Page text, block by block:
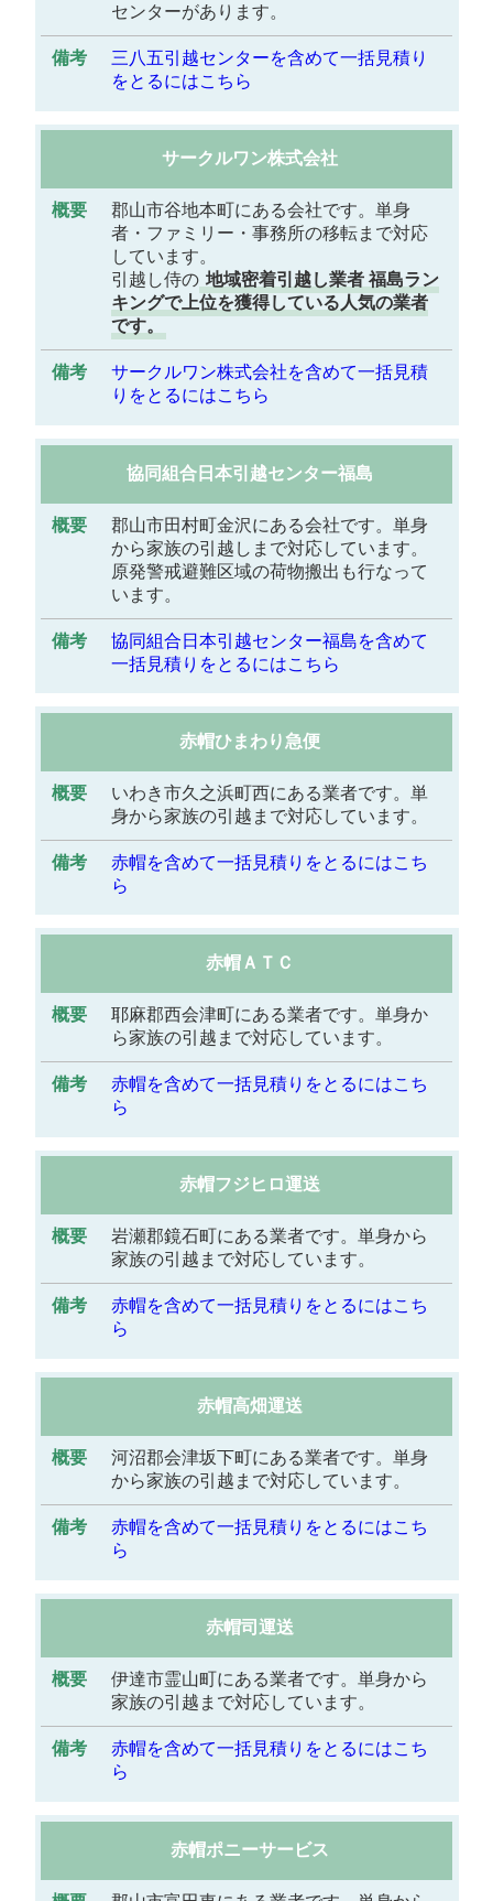
センターがあります。
三八五引越センターを含めて一括見積り
をとるにはこちら
サークルワン株式会社
郡山市谷地本町にある会社です。単身
者・ファミリー・事務所の移転まで対応
しています。
引越し侍の 地域密着引越し業者 福島ラン
キングで上位を獲得している人気の業者
です。
サークルワン株式会社を含めて一括見積
りをとるにはこちら
協同組合日本引越センター福島
郡山市田村町金沢にある会社です。単身
から家族の引越しまで対応しています。
原発警戒避難区域の荷物搬出も行なって
います。
協同組合日本引越センター福島を含めて
一括見積りをとるにはこちら
赤帽ひまわり急便
いわき市久之浜町西にある業者です。単
身から家族の引越まで対応しています。
赤帽を含めて一括見積りをとるにはこち
ら
赤帽ＡＴＣ
耶麻郡西会津町にある業者です。単身か
ら家族の引越まで対応しています。
赤帽を含めて一括見積りをとるにはこち
ら
赤帽フジヒロ運送
岩瀬郡鏡石町にある業者です。単身から
家族の引越まで対応しています。
赤帽を含めて一括見積りをとるにはこち
ら
赤帽高畑運送
河沼郡会津坂下町にある業者です。単身
から家族の引越まで対応しています。
赤帽を含めて一括見積りをとるにはこち
ら
赤帽司運送
伊達市霊山町にある業者です。単身から
家族の引越まで対応しています。
赤帽を含めて一括見積りをとるにはこち
ら
赤帽ポニーサービス